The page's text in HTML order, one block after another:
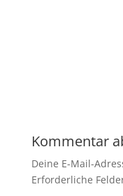
Kommentar
Deine E-Mail-
Erforderliche